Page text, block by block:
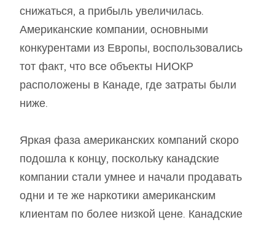
снижаться, а прибыль увеличилась.
Американские компании, основными
конкурентами из Европы, воспользовались
тот факт, что все объекты НИОКР
расположены в Канаде, где затраты были
ниже.
Яркая фаза американских компаний скоро
подошла к концу, поскольку канадские
компании стали умнее и начали продавать
одни и те же наркотики американским
клиентам по более низкой цене. Канадские